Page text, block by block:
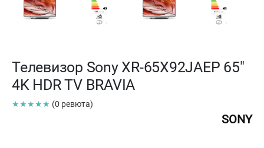
Телевизор Sony XR-65X92JAEP 65"
4K HDR TV BRAVIA
★★★★★ (0 ревюта)
SONY